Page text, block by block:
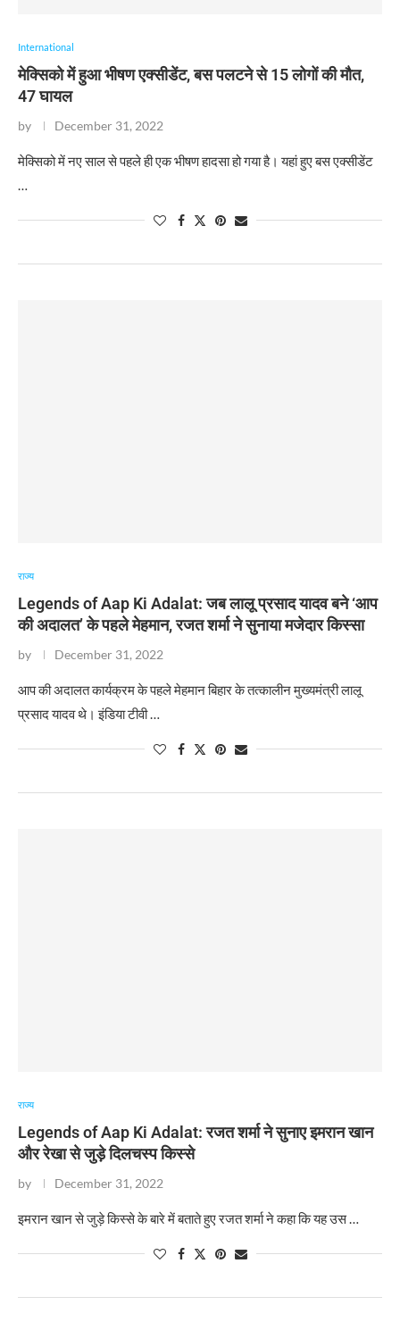
International
मेक्सिको में हुआ भीषण एक्सीडेंट, बस पलटने से 15 लोगों की मौत,
47 घायल
by December 31, 2022
मेक्सिको में नए साल से पहले ही एक भीषण हादसा हो गया है। यहां हुए बस एक्सीडेंट
…
राज्य
Legends of Aap Ki Adalat: जब लालू प्रसाद यादव बने ‘आप
की अदालत’ के पहले मेहमान, रजत शर्मा ने सुनाया मजेदार किस्सा
by December 31, 2022
​आप की अदालत कार्यक्रम के पहले मेहमान बिहार के तत्कालीन मुख्यमंत्री लालू
प्रसाद यादव थे। इंडिया टीवी …
राज्य
Legends of Aap Ki Adalat: रजत शर्मा ने सुनाए इमरान खान
और रेखा से जुड़े दिलचस्प किस्से
by December 31, 2022
​इमरान खान से जुड़े किस्से के बारे में बताते हुए रजत शर्मा ने कहा कि यह उस …